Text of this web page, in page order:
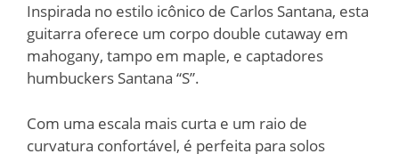
Inspirada no estilo icônico de Carlos Santana, esta
guitarra oferece um corpo double cutaway em
mahogany, tampo em maple, e captadores
humbuckers Santana “S”.
Com uma escala mais curta e um raio de
curvatura confortável, é perfeita para solos